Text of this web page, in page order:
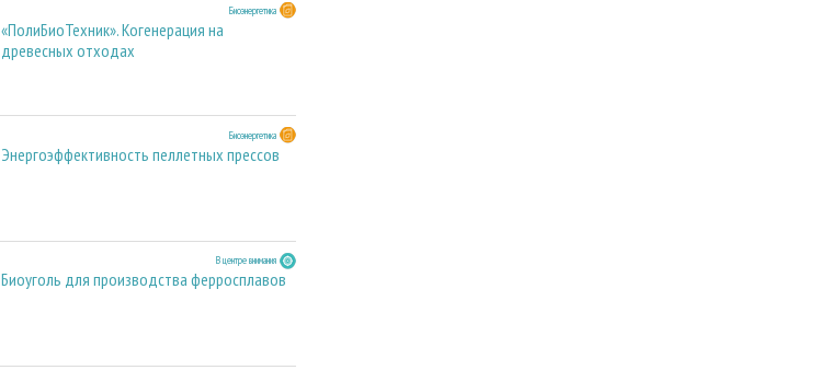
Биоэнергетика
«ПолиБиоТехник». Когенерация на
древесных отходах
Биоэнергетика
Энергоэффективность пеллетных прессов
В центре внимания
Биоуголь для производства ферросплавов